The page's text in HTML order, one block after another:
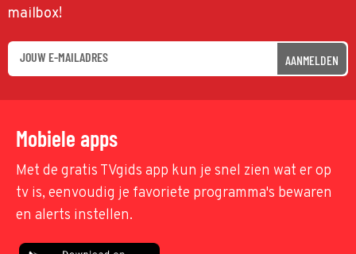
mailbox!
AANMELDEN
Mobiele apps
Met de gratis TVgids app kun je snel zien wat er op
tv is, eenvoudig je favoriete programma's bewaren
en alerts instellen.